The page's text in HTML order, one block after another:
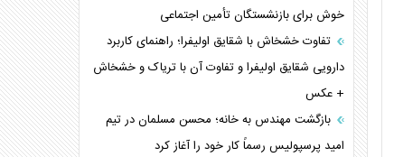
پیام، ظرفیت بالفعل‌نشده تجارت ایران
همسویی عربستان با سنتکام علیه متحدان ایران
ترامپ و توهم خلع سلاح حماس
چرا کویت به دنبال شریک امنیتی جدید است؟
خوش برای بازنشستگان تأمین اجتماعی
تفاوت خشخاش با شقایق اولیفرا؛ راهنمای کاربرد
دارویی شقایق اولیفرا و تفاوت آن با تریاک و خشخاش
+ عکس
بازگشت مهندس به خانه؛ محسن مسلمان در تیم
امید پرسپولیس رسماً کار خود را آغاز کرد